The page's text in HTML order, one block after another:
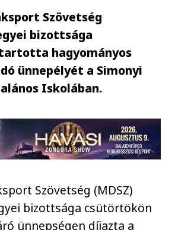
Szövetség
bizottsága
hagyományos
ünnepélyét a Simonyi
Iskolában.
Szövetség (MDSZ)
bizottsága csütörtökön
ünnepségen díjazta a